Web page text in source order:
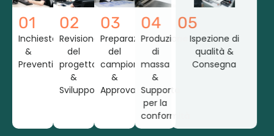
01
Inchiesta
&
Preventivo
02
Revisione
del
progetto
&
Sviluppo
03
Preparazione
del
campione
&
Approvazione
04
Produzione
di
massa
&
Supporto
per la
conformità
05
Ispezione di
qualità &
Consegna